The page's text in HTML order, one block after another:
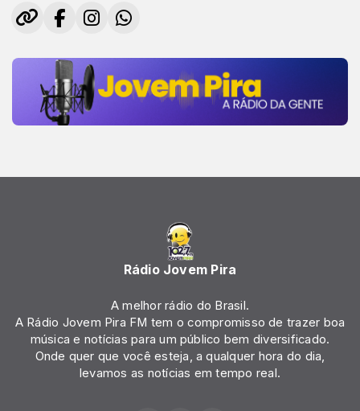
agradável.
Rádio Jovem Pira
A melhor rádio do Brasil.
A Rádio Jovem Pira FM tem o compromisso de trazer boa
música e notícias para um público bem diversificado.
Onde quer que você esteja, a qualquer hora do dia,
levamos as notícias em tempo real.